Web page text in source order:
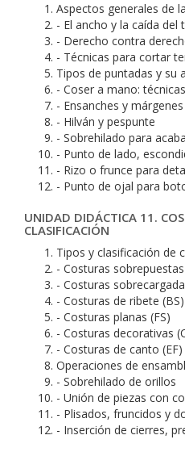
Aspectos generales de
- El ancho y la caída del
- Derecho contra
- Técnicas para cortar
Tipos de puntadas y su
- Coser a mano:
- Ensanches y márgenes
- Hilván y pespunte
- Sobrehilado para
- Punto de lado,
- Rizo o frunce para
- Punto de ojal para
UNIDAD DIDÁCTICA 11.
CLASIFICACIÓN
Tipos y clasificación de
- Costuras sobrepuestas
- Costuras
- Costuras de ribete (BS)
- Costuras planas (FS)
- Costuras decorativas
- Costuras de canto (EF)
Operaciones de
- Sobrehilado de orillos
- Unión de piezas con
- Plisados, fruncidos y
- Inserción de cierres,